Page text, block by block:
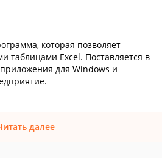
которая позволяет
таблицами Excel. Поставляется в
для Windows и
далее